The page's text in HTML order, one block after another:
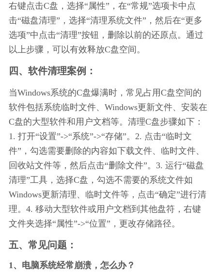
右键点击C盘，选择“属性”，在“常规”选项卡中点
击“磁盘清理”，选择“清理系统文件”，然后在“更多
选项”中点击“清理”按钮，删除以前的还原点。通过
以上步骤，可以有效释放C盘空间。
四、软件清理案例：
当Windows系统的C盘爆满时，常见占用C盘空间的
软件包括系统临时文件、Windows更新文件、安装在
C盘的大型软件和用户文档等。清理C盘步骤如下：
1. 打开“设置”->“系统”->“存储”。2. 点击“临时文
件”，勾选需要删除的内容如下载文件、临时文件、
回收站文件等，然后点击“删除文件”。3. 运行“磁盘
清理”工具，选择C盘，勾选不需要的系统文件如
Windows更新清理、临时文件等，点击“确定”进行清
理。4. 移动大型软件或用户文档到其他盘符，右键
文件夹选择“属性”->“位置”，更改存储路径。
五、常见问题：
1、电脑系统经常崩溃，怎么办？